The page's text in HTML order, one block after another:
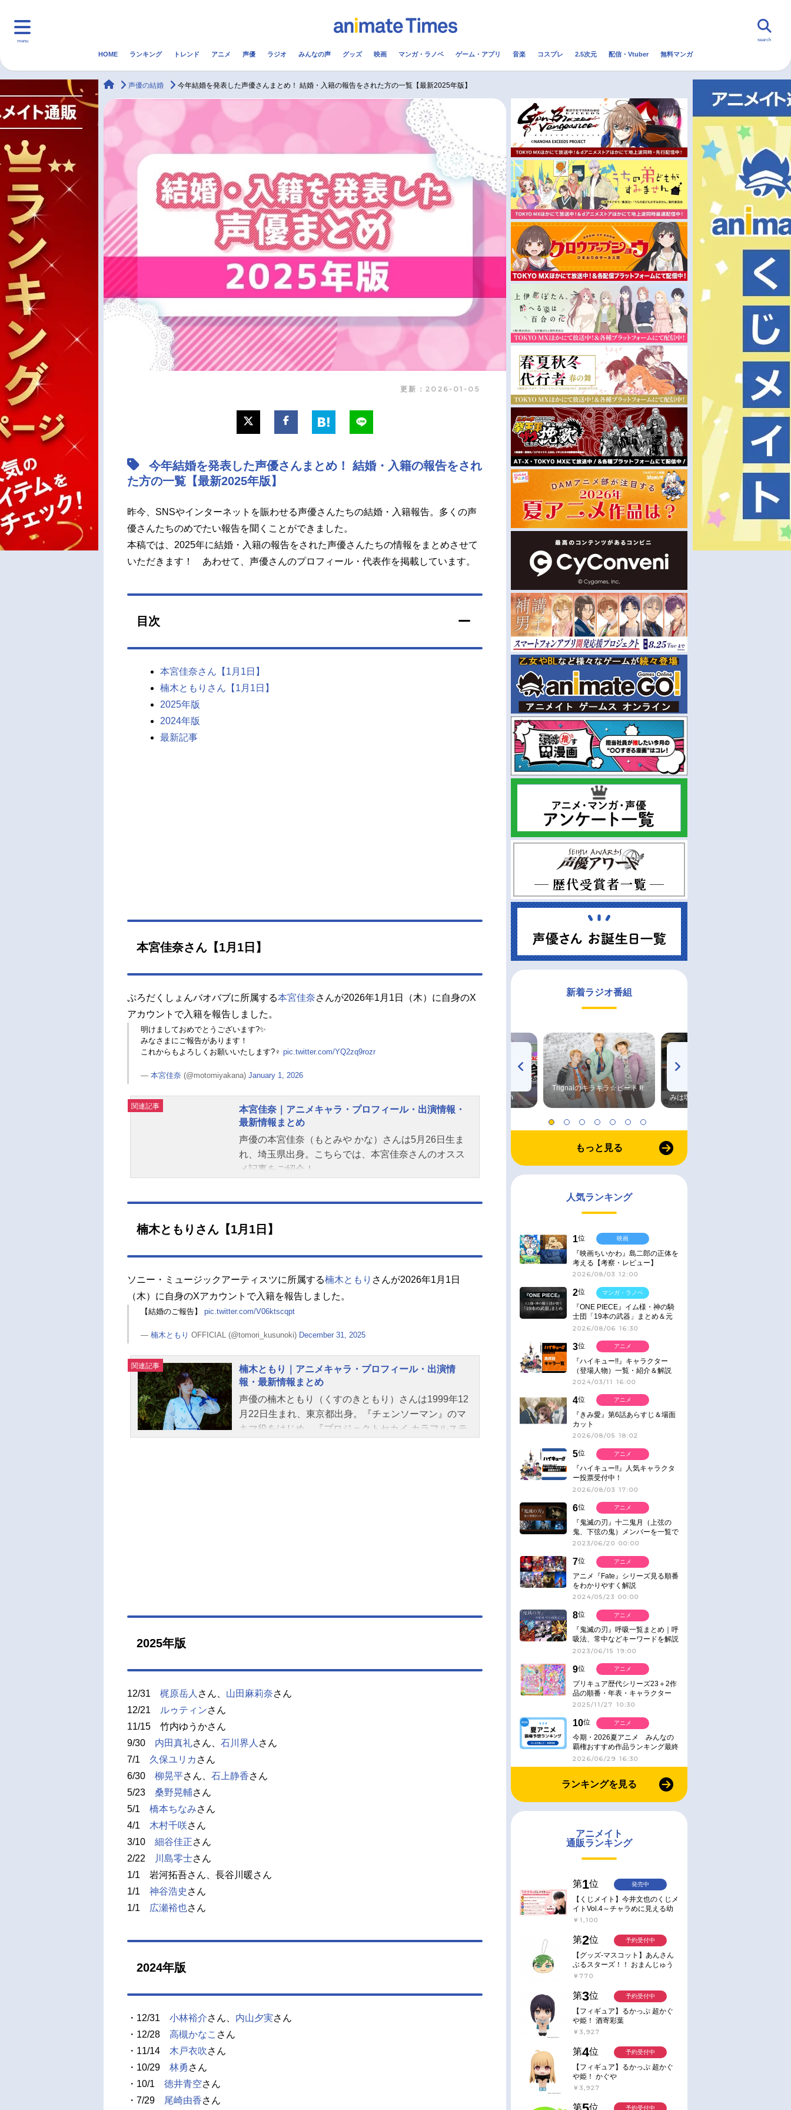
menu
マンガ・ラノベ 音楽 2.5次元 配信・Vtuber トレンド 無料マンガ
アニメ記事一覧
声優記事一覧
実写化映画一覧
男性声優/女性声優一覧
今期アニメ曜日別一覧
春アニメ
秋アニメ
冬アニメ
FOLLOW US
search
HOME ランキング トレンド アニメ 声優 ラジオ みんなの声 グッズ 映画 マンガ・ラノベ ゲーム・アプリ 音楽 コスプレ 2.5次元 配信・Vtuber 無料マンガ
animateTimes
声優の結婚 今年結婚を発表した声優さんまとめ！ 結婚・入籍の報告をされた方の一覧【最新2025年版】
更新：2026-01-05
今年結婚を発表した声優さんまとめ！ 結婚・入籍の報告をされ
た方の一覧【最新2025年版】
昨今、SNSやインターネットを賑わせる声優さんたちの結婚・入籍報告。多くの声
優さんたちのめでたい報告を聞くことができました。
本稿では、2025年に結婚・入籍の報告をされた声優さんたちの情報をまとめさせて
いただきます！ あわせて、声優さんのプロフィール・代表作を掲載しています。
目次
本宮佳奈さん【1月1日】
楠木ともりさん【1月1日】
2025年版
2024年版
最新記事
本宮佳奈さん【1月1日】
ぷろだくしょんバオバブに所属する本宮佳奈さんが2026年1月1日（木）に自身のX
アカウントで入籍を報告しました。
明けましておめでとうございます?✨
みなさまにご報告があります！
これからもよろしくお願いいたします?‍♀️ pic.twitter.com/YQ2zq9rozr
— 本宮佳奈(@motomiyakana) January 1, 2026
関連記事
本宮佳奈｜アニメキャラ・プロフィール・出演情報・
最新情報まとめ
声優の本宮佳奈（もとみや かな）さんは5月26日生ま
れ、埼玉県出身。こちらでは、本宮佳奈さんのオスス
メ記事をご紹介！
楠木ともりさん【1月1日】
ソニー・ミュージックアーティスツに所属する楠木ともり さんが2026年1月1日
（木）に自身のXアカウントで入籍を報告しました。
【結婚のご報告】 pic.twitter.com/V06ktscqpt
— 楠木ともり OFFICIAL (@tomori_kusunoki) December 31, 2025
関連記事
楠木ともり｜アニメキャラ・プロフィール・出演情
報・最新情報まとめ
声優の楠木ともり（くすのきともり）さんは1999年12
月22日生まれ、東京都出身。『チェンソーマン』のマ
キマ役をはじめ、『プロジェクトセカイ カラフルステ
2025年版
12/31 梶原岳人 さん、 山田麻莉奈さん
12/21
ルゥティンさん
11/15 竹内ゆうかさん
9/30 内田真礼さん、 石川界人 さん
7/1 久保ユリカ さん
6/30 柳晃平さん、 石上静香さん
5/23 桑野晃輔さん
5/1 橋本ちなみさん
4/1 木村千咲さん
3/10 細谷佳正さん
2/22
川島零士さん
1/1 岩河拓吾さん、長谷川暖さん
1/1 神谷浩史 さん
1/1
広瀬裕也さん
2024年版
・12/31 小林裕介さん、 内山夕実さん
・12/28 高槻かなこ さん
・11/14 木戸衣吹さん
・10/29 林勇 さん
・10/1 徳井青空さん
・7/29
尾崎由香さん
新着ラジオ番組
♪ in アニメイトタイムズ
radio 大直会 2nd season
Trignalのキラキラ☆ビートＲ
みは塩だけ
もっと見る
人気ランキング
1位
『映画ちいかわ』島二郎の正体を
考える【考察・レビュー】
2026/08/03 12:00
映画
2位
『ONE PIECE』イム様・神の騎
士団「19本の武器」まとめ＆元
ネタ
2026/08/06 16:30
マンガ・ラノベ
3位
『ハイキュー!!』キャラクター
（登場人物）一覧・紹介＆解説
2024/03/11 16:00
アニメ
4位
『きみ愛』第6話あらすじ＆場面
カット
2026/08/05 18:02
アニメ
5位
『ハイキュー!!』人気キャラクタ
ー投票受付中！
2026/08/03 17:00
アニメ
6位
『鬼滅の刃』十二鬼月（上弦の
鬼、下弦の鬼）メンバーを一覧で
紹介＆解説（登場鬼の情報まと
2023/06/20 00:00
アニメ
7位
アニメ『Fate』シリーズ見る順番
をわかりやすく解説
2024/05/23 00:00
アニメ
8位
『鬼滅の刃』呼吸一覧まとめ｜呼
吸法、常中などキーワードを解説
2023/06/15 19:00
アニメ
9位
プリキュア歴代シリーズ23＋2作
品の順番・年表・キャラクター
【2025年版】
2025/11/27 10:30
アニメ
10位
今期・2026夏アニメ みんなの
覇権おすすめ作品ランキング最終
結果発表！
2026/06/29 16:30
アニメ
ランキングを見る
アニメイト
通販ランキング
第1位
【くじメイト】今井文也のくじメ
イトVol.4～チャラめに見える幼
馴染、実は一途で独占欲が強いん
￥1,100
発売中
第2位
【グッズ-マスコット】あんさん
ぶるスターズ！！ おまんじゅう
にぎにぎマスコット ねくすと2
￥770
予約受付中
第3位
【フィギュア】るかっぷ 超かぐ
や姫！ 酒寄彩葉
￥3,927
予約受付中
第4位
【フィギュア】るかっぷ 超かぐ
や姫！ かぐや
￥3,927
予約受付中
第 位 予約受付中